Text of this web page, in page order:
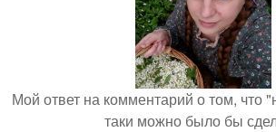
Мой ответ на комментарий о том, что
таки можно было бы